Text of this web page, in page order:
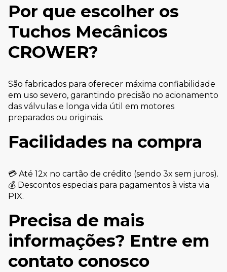
Por que escolher os
Tuchos Mecânicos
CROWER?
São fabricados para oferecer máxima confiabilidade
em uso severo, garantindo precisão no acionamento
das válvulas e longa vida útil em motores
preparados ou originais.
Facilidades na compra
💳 Até 12x no cartão de crédito (sendo 3x sem juros).
💰 Descontos especiais para pagamentos à vista via
PIX.
Precisa de mais
informações? Entre em
contato conosco